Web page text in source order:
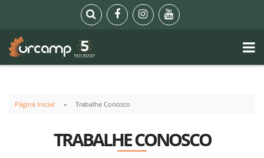
Página Inicial Trabalhe Conosco
TRABALHE CONOSCO